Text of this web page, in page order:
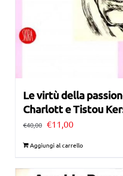
Le virtù della
Charlott e Tistou
€40,00 Il
€11,00Il
Aggiungi al carrello